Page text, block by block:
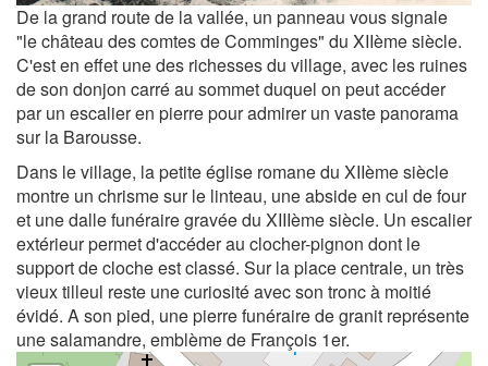
De la grand route de la vallée, un panneau vous signale
"le château des comtes de Comminges" du XIIème siècle.
C'est en effet une des richesses du village, avec les ruines
de son donjon carré au sommet duquel on peut accéder
par un escalier en pierre pour admirer un vaste panorama
sur la Barousse.
Dans le village, la petite église romane du XIIème siècle
montre un chrisme sur le linteau, une abside en cul de four
et une dalle funéraire gravée du XIIIème siècle. Un escalier
extérieur permet d'accéder au clocher-pignon dont le
support de cloche est classé. Sur la place centrale, un très
vieux tilleul reste une curiosité avec son tronc à moitié
évidé. A son pied, une pierre funéraire de granit représente
une salamandre, emblème de François 1er.